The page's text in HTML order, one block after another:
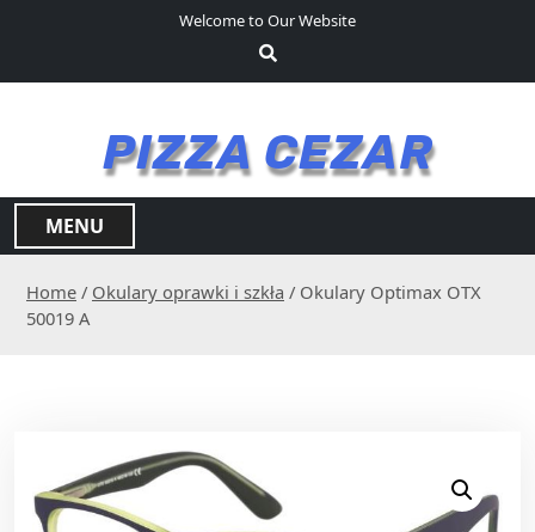
Welcome to Our Website
PIZZA CEZAR
MENU
Home / Okulary oprawki i szkła / Okulary Optimax OTX
50019 A